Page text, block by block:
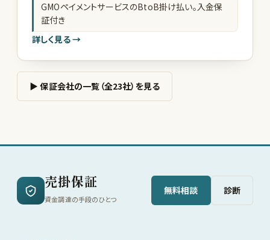
GMOペイメントサービスのBtoB掛け払い。入金保
証付き
詳しく見る →
▶ 保証会社の一覧（全23社）を見る
売掛保証
資金調達の手段のひとつ
無料相談 診断